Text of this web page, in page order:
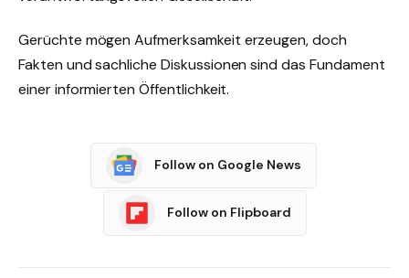
Gerüchte mögen Aufmerksamkeit erzeugen, doch
Fakten und sachliche Diskussionen sind das Fundament
einer informierten Öffentlichkeit.
Follow on Google News
Follow on Flipboard